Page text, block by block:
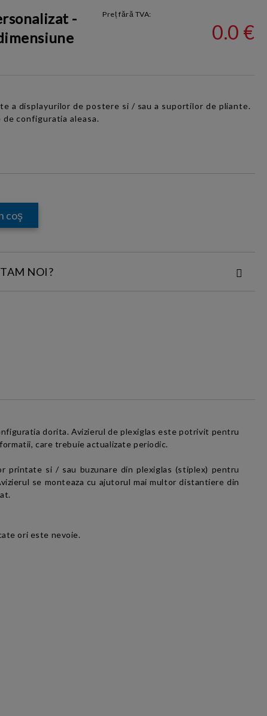
-
Preț fără TVA:
0.0 €
a displayurilor de postere si / sau a suportilor de pliante.
configuratia aleasa.
NOI?
dorita.Avizierul de plexiglas este potrivit pentru
care trebuie actualizate periodic.
printate si / sau buzunare dinplexiglas (stiplex) pentru
se monteaza cu ajutorul mai multor distantiere din
ori este nevoie.